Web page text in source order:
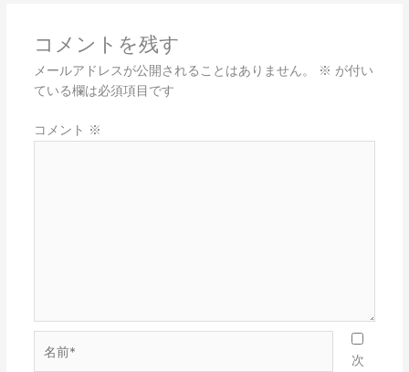
コメントを残す
メールアドレスが公開されることはありません。 ※ が付い
ている欄は必須項目です
コメント ※
前
次